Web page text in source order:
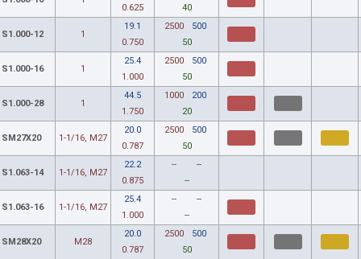
0.625 40
S1.000-12 1
19.1
0.750
2500
500
50
S1.000-16 1
25.4
1.000
2500
500
50
S1.000-28 1
44.5
1.750
1000
200
20
SM27X20 1-1/16, M27
20.0
0.787
2500
500
50
S1.063-14 1-1/16, M27
22.2
0.875
--
--
--
S1.063-16 1-1/16, M27
25.4
1.000
--
--
--
SM28X20 M28
20.0
0.787
2500
500
50